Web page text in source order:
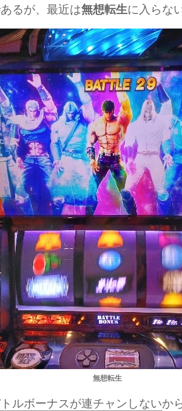
るが、最近は無想転生に入らない
無想転生
ルボーナスが連チャンしないか